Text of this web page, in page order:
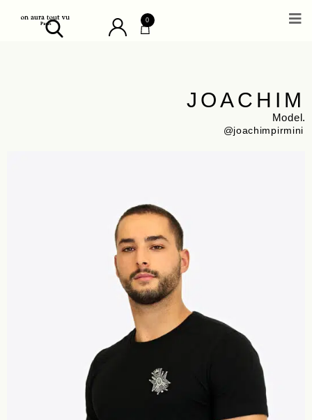
0
JOACHIM
Model.
@joachimpirmini